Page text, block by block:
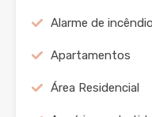
Alarme de incêndio
Apartamentos
Área Residencial